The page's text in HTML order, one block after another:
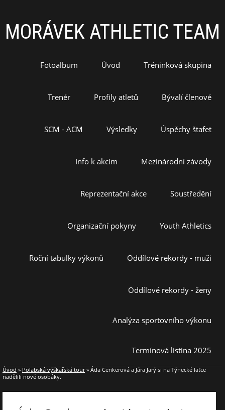
MORÁVEK ATHLETIC TEAM
Fotoalbum Úvod Tréninková skupina
Trenér Profily atletů Bývalí členové
SCM - ACM Výsledky Úspěchy štafet
Info k akcím Mezinárodní závody
Reprezentační akce Soustředění
Organizační pokyny Youth Athletics
Roční tabulky výkonů Oddílové rekordy - muži
Oddílové rekordy - ženy
Analýza sportovního výkonu
Termínová listina 2025
Úvod » Polabská výškařská tour» Áda Cenkerová a Jára Jarý si na Týnecké laťce
nadělili nové osobáky.